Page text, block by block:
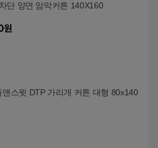
단 양면 암막커튼 140X160
원
앤스윗 DTP 가리개 커튼 대형 80x140